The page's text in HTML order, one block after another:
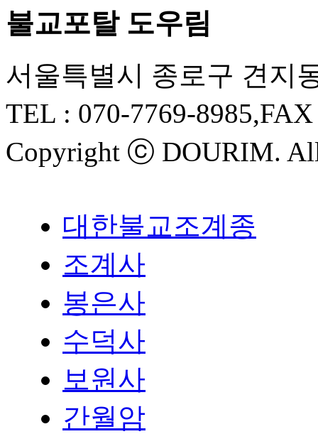
불교포탈 도우림
서울특별시 종로구 견지
TEL : 070-7769-8985
Copyright ⓒ DOURIM.
대한불교조계종
조계사
봉은사
수덕사
보원사
간월암